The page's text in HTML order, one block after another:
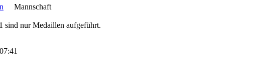
Mannschaft
sind nur Medaillen aufgeführt.